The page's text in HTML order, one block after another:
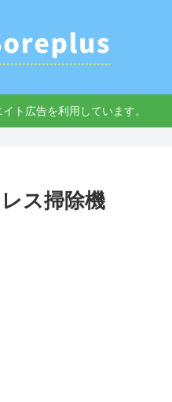
ト広告を利用しています。
ス掃除機